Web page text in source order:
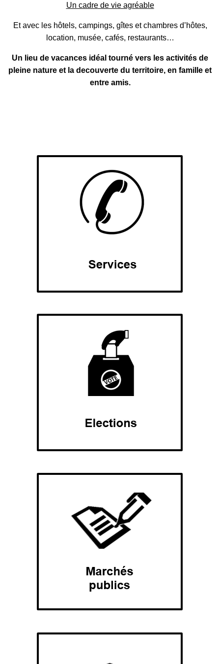
Un cadre de vie agréable
Et avec les hôtels, campings, gîtes et chambres d’hôtes,
location, musée, cafés, restaurants…
Un lieu de vacances idéal tourné vers les activités de
pleine nature et la decouverte du territoire, en famille et
entre amis.